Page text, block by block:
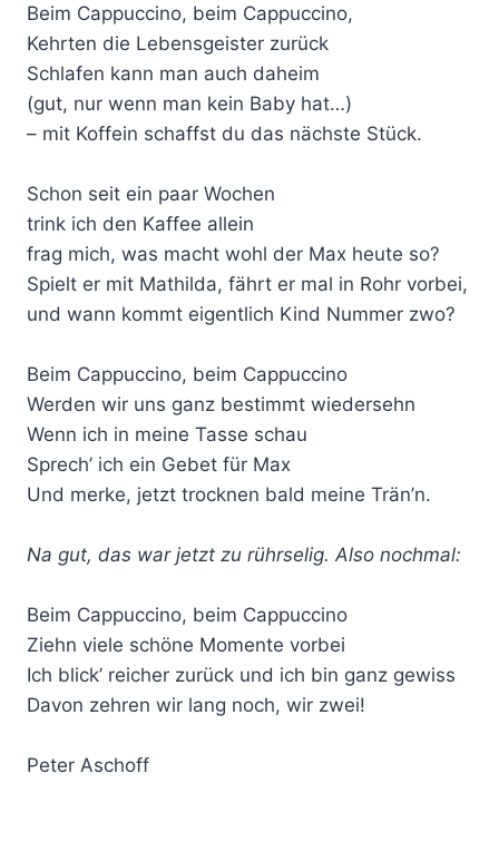
Beim Cappuccino, beim Cappuccino,
Kehrten die Lebensgeister zurück
Schlafen kann man auch daheim
(gut, nur wenn man kein Baby hat…)
– mit Koffein schaffst du das nächste Stück.
Schon seit ein paar Wochen
trink ich den Kaffee allein
frag mich, was macht wohl der Max heute so?
Spielt er mit Mathilda, fährt er mal in Rohr vorbei,
und wann kommt eigentlich Kind Nummer zwo?
Beim Cappuccino, beim Cappuccino
Werden wir uns ganz bestimmt wiedersehn
Wenn ich in meine Tasse schau
Sprech’ ich ein Gebet für Max
Und merke, jetzt trocknen bald meine Trän’n.
Na gut, das war jetzt zu rührselig. Also nochmal:
Beim Cappuccino, beim Cappuccino
Ziehn viele schöne Momente vorbei
Ich blick’ reicher zurück und ich bin ganz gewiss
Davon zehren wir lang noch, wir zwei!
Peter Aschoff